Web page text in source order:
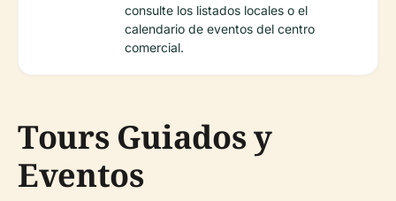
consulte los listados locales o el
calendario de eventos del centro
comercial.
Tours Guiados y
Eventos